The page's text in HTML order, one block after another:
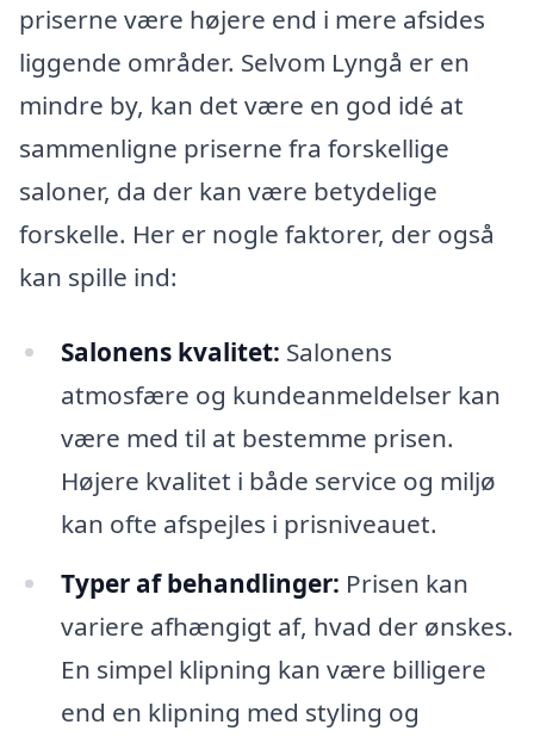
priserne være højere end i mere afsides
liggende områder. Selvom Lyngå er en
mindre by, kan det være en god idé at
sammenligne priserne fra forskellige
saloner, da der kan være betydelige
forskelle. Her er nogle faktorer, der også
kan spille ind:
Salonens kvalitet: Salonens
atmosfære og kundeanmeldelser kan
være med til at bestemme prisen.
Højere kvalitet i både service og miljø
kan ofte afspejles i prisniveauet.
Typer af behandlinger: Prisen kan
variere afhængigt af, hvad der ønskes.
En simpel klipning kan være billigere
end en klipning med styling og